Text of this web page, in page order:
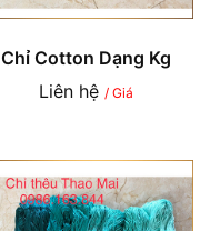
Chỉ Cotton Dạng Kg
Liên hệ / Giá